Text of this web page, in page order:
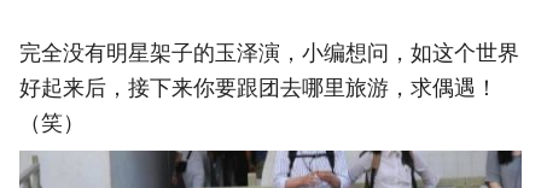
完全没有明星架子的玉泽演，小编想问，如这个世界
好起来后，接下来你要跟团去哪里旅游，求偶遇！
（笑）